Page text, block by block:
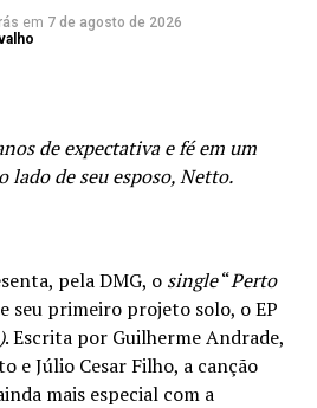
em 7 de agosto de 2026
de expectativa e fé em um
lado de seu esposo, Netto.
pela DMG, o single“Perto
seu primeiro projeto solo, o EP
. Escrita por Guilherme Andrade,
e Júlio Cesar Filho, a canção
mais especial com a